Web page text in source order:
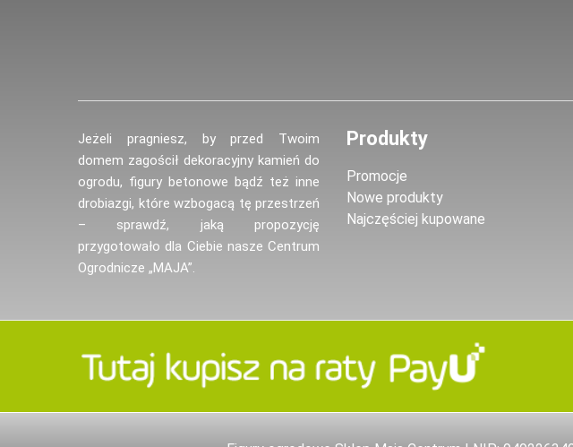
Jeżeli pragniesz, by przed Twoim
domem zagościł dekoracyjny kamień do
ogrodu, figury betonowe bądź też inne
drobiazgi, które wzbogacą tę przestrzeń
– sprawdź, jaką propozycję
przygotowało dla Ciebie nasze Centrum
Ogrodnicze „MAJA”.
Produkty
Promocje
Nowe produkty
Najczęściej kupowane